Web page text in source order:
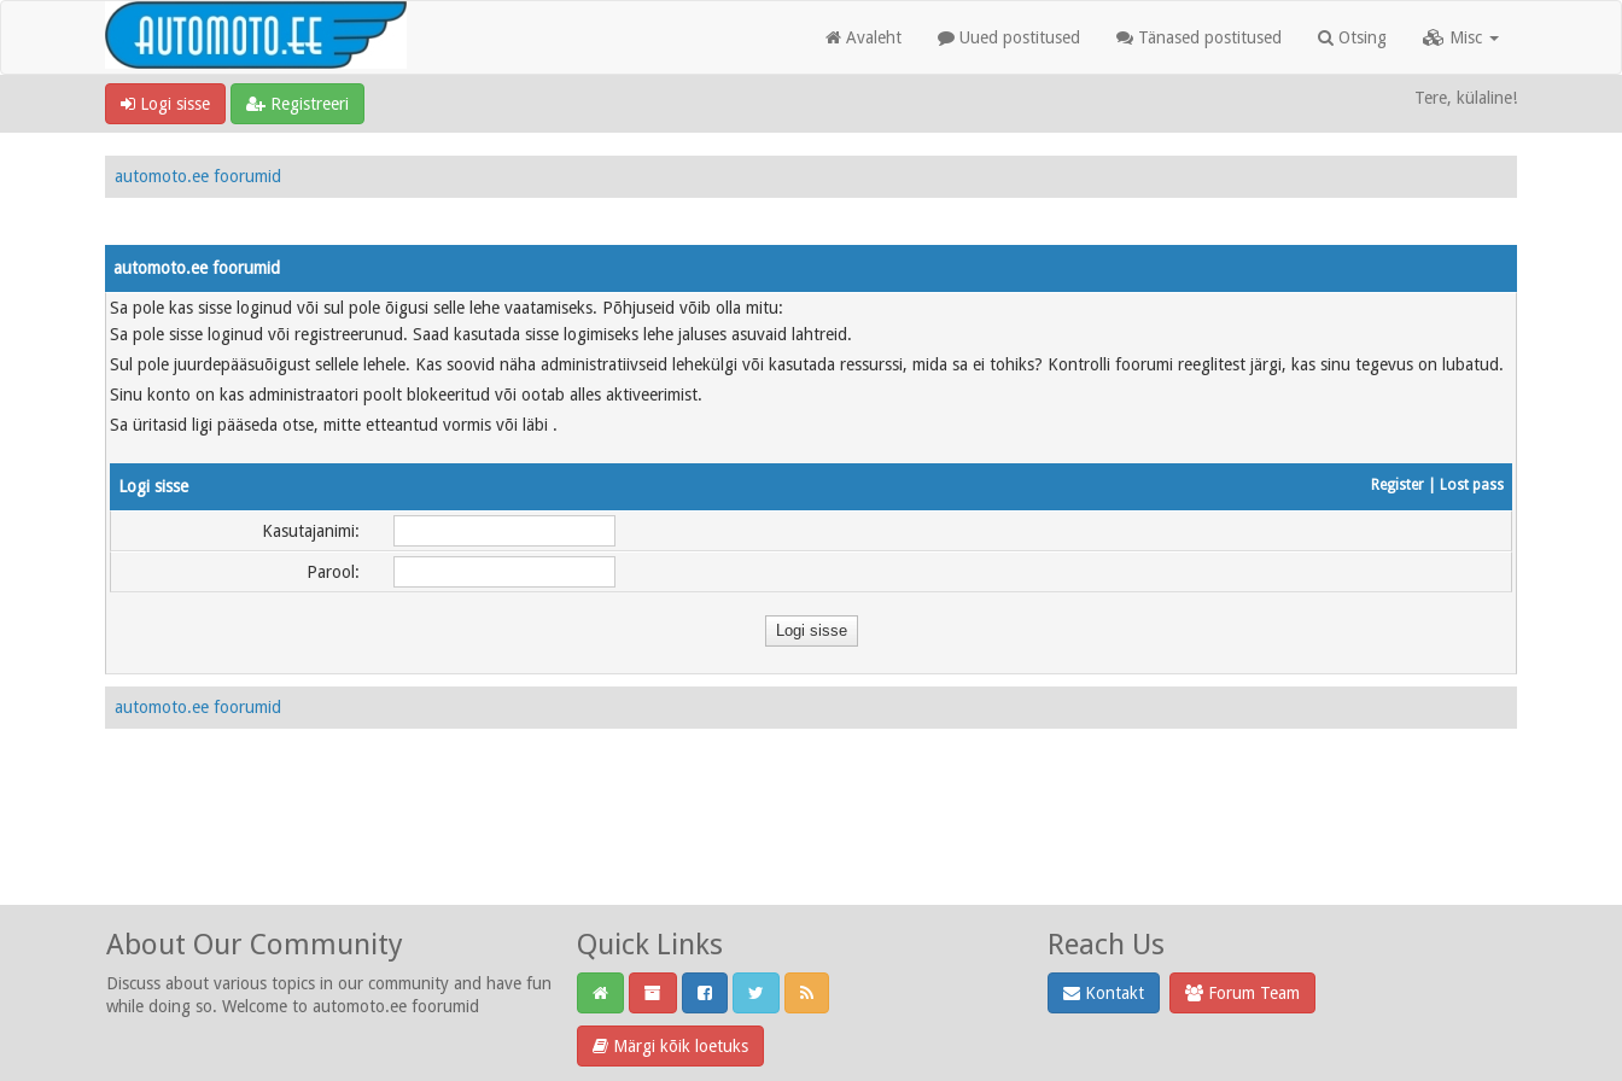
Avaleht Uued postitused Tänased postitused Otsing Misc
Logi sisse Registreeri Tere, külaline!
automoto.ee foorumid
automoto.ee foorumid
Sa pole kas sisse loginud või sul pole õigusi selle lehe vaatamiseks. Põhjuseid võib olla mitu:
Sa pole sisse loginud või registreerunud. Saad kasutada sisse logimiseks lehe jaluses asuvaid lahtreid.
Sul pole juurdepääsuõigust sellele lehele. Kas soovid näha administratiivseid lehekülgi või kasutada ressurssi, mida sa ei tohiks? Kontrolli foorumi reeglitest järgi, kas sinu tegevus on lubatud.
Sinu konto on kas administraatori poolt blokeeritud või ootab alles aktiveerimist.
Sa üritasid ligi pääseda otse, mitte etteantud vormis või läbi .
Logi sisse Register Lost pass
Kasutajanimi:
Parool:
automoto.ee foorumid
About Our Community
Discuss about various topics in our community and have fun
while doing so. Welcome to automoto.ee foorumid
Quick Links
Märgi kõik loetuks
Reach Us
Kontakt Forum Team